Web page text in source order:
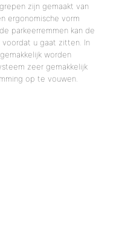
zijn gemaakt van
ergonomische vorm
parkeerremmen kan de
u gaat zitten. In
worden
zeer gemakkelijk
op te vouwen.